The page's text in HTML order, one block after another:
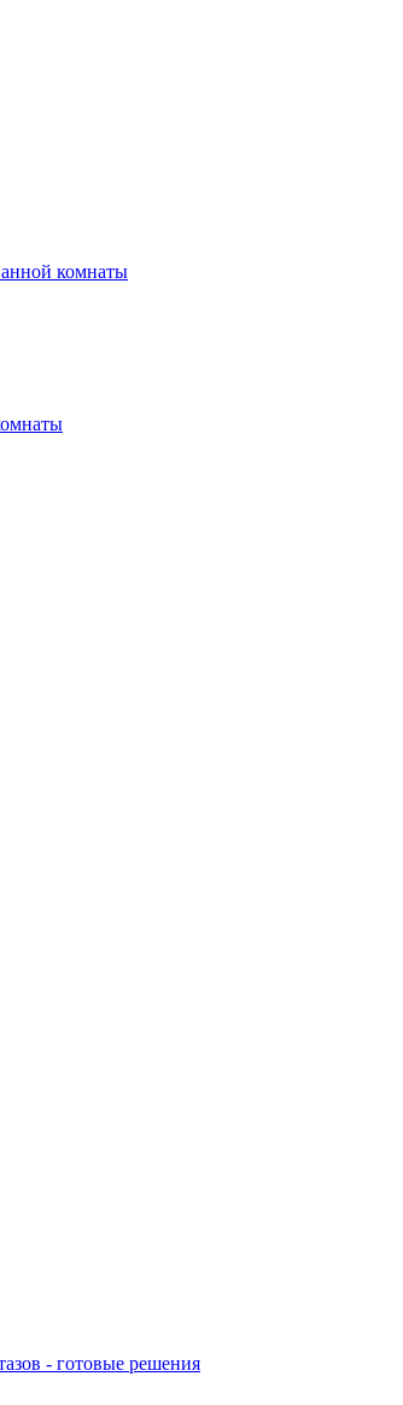
комнаты
- готовые решения